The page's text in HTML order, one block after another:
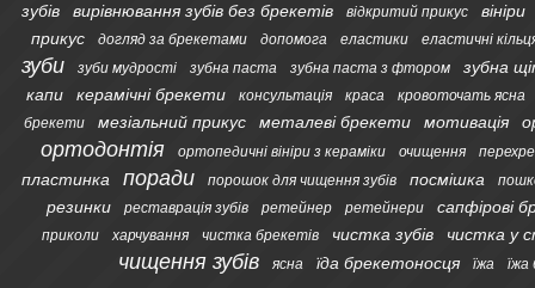
зубів
вирівнювання зубів без брекетів відкритий прикус
вініри
прикус
догляд за брекетами допомога еластики еластичні
зуби зуби мудрості зубна паста зубна паста з фтором
зубна
капи
керамічні брекети консультація краса
кровоточать ясна
брекети
мезіальний прикус металеві брекети мотивація
ортодонтія ортопедичні вініри з кераміки очищення
пластинка поради порошок для чищення зубів посмішка
резинки реставрація зубів ретейнер ретейнери сапфірові
приколи харчування чистка брекетів чистка зубів чистка у
чищення зубів ясна їда брекетоносця їжа